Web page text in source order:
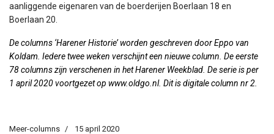
aanliggende eigenaren van de boerderijen Boerlaan 18 en
Boerlaan 20.
De columns ‘Harener Historie’ worden geschreven door Eppo van
Koldam. Iedere twee weken verschijnt een nieuwe column. De eerste
78 columns zijn verschenen in het Harener Weekblad. De serie is per
1 april 2020 voortgezet op www.oldgo.nl. Dit is digitale column nr 2.
Meer-columns 15 april 2020